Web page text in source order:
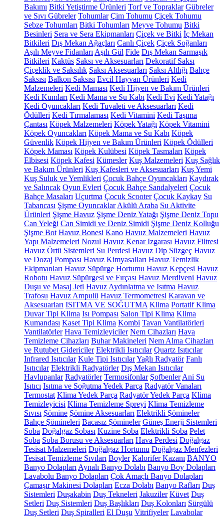
Bakımı Bitki Yetiştirme Ürünleri Torf ve Topraklar Gübreler
ve Sıvı Gübreler Tohumlar Çim Tohumu Çiçek Tohumu
Sebze Tohumları Bitki Tohumları Meyve Tohumu Bitki
Besinleri Sera ve Sera Ekipmanları Çiçek ve Bitki İç Mekan
Bitkileri Dış Mekan Ağaçları Canlı Çiçek Çiçek Soğanları
Aşılı Meyve Fidanları Aşılı Gül Fide Dış Mekan Sarmaşık
Bitkileri Kaktüs Saksı ve Aksesuarları Dekoratif Saksı
Çiçeklik ve Saksılık Saksı Aksesuarları Saksı Altlığı Bahçe
Saksısı Balkon Saksısı Evcil Hayvan Ürünleri Kedi
Malzemeleri Kedi Maması Kedi Hijyen ve Bakım Ürünleri
Kedi Kumları Kedi Mama ve Su Kabı Kedi Evi Kedi Yatağı
Kedi Oyuncakları Kedi Tuvaleti ve Aksesuarları Kedi
Ödülleri Kedi Tırmalaması Kedi Vitamini Kedi Taşıma
Çantası Köpek Malzemeleri Köpek Yatağı Köpek Vitamini
Köpek Oyuncakları Köpek Mama ve Su Kabı Köpek
Güvenlik Köpek Hijyen ve Bakım Ürünleri Köpek Ödülleri
Köpek Maması Köpek Kulübesi Köpek Tasmaları Köpek
Elbisesi Köpek Kafesi Kümesler Kuş Malzemeleri Kuş Sağlık
ve Bakım Ürünleri Kuş Kafesleri ve Aksesuarları Kuş Yemi
Kuş Suluk ve Yemlikleri Çocuk Bahçe Oyuncakları Kaydırak
ve Salıncak Oyun Evleri Çocuk Bahçe Sandalyeleri Çocuk
Bahçe Masaları Uçurtma Çocuk Scooter Çocuk Kaykay Su
Tabancası Şişme Oyuncaklar Akülü Araba Su Aktivite
Ürünleri Şişme Havuz Şişme Deniz Yatağı Şişme Deniz Topu
Can Yeleği Can Simidi ve Deniz Simidi Şişme Deniz Kolluğu
Şişme Bot Havuz Bonesi Kano Havuz Malzemeleri Havuz
Yapı Malzemeleri Nozul Havuz Kenar Izgarası Havuz Filtresi
Havuz Örtü Sistemleri Su Perdesi Havuz Dip Süzgeç Havuz
ve Dozaj Pompası Havuz Kimyasalları Havuz Temizlik
Ekipmanları Havuz Süpürge Hortumu Havuz Kepçesi Havuz
Robotu Havuz Süpürgesi ve Fırçası Havuz Merdiveni Havuz
Duşu ve Masaj Jeti Havuz Aydınlatma ve Isıtma Havuz
Trafosu Havuz Ampulü Havuz Termometresi Karavan ve
Aksesuarları ISITMA VE SOĞUTMA Klima Portatif Klima
Duvar Tipi Klima Isı Pompası Salon Tipi Klima Klima
Kumandası Kaset Tipi Klima Kombi Tavan Vantilatörleri
Vantilatörler Hava Temizleyiciler Nem Cihazları Hava
Temizleme Cihazları Buhar Makineleri Nem Alma Cihazları
ve Rutubet Gidericiler Elektrikli Isıtıcılar Quartz Isıtıcılar
Infrared Isıtıcılar Kule Tipi IsıtıcılarYağlı Radyatör Fanlı
Isıtıcılar Elektrikli Radyatörler Dış Mekan Isıtıcılar
Havlupanlar Radyatörler Termosifonlar Şofbenler Ani Su
Isıtıcı Isıtma ve Soğutma Yedek Parça Radyatör Vanaları
Termostat Klima Yedek Parça Radyatör Yedek Parça Klima
Temizleyicisi Klima Temizleme Spreyi Klima Temizleme
Sıvısı Şömine Şömine Aksesuarları Elektrikli Şömineler
Bahçe Şömineleri Bacasız Şömineler Güneş Enerji Sistemleri
Soba Doğalgaz Sobası Kuzine Soba Elektrikli Soba Pelet
Soba Soba Borusu ve Aksesuarları Hava Perdesi Doğalgaz
Tesisat Malzemeleri Doğalgaz Hortumu Doğalgaz Menfezleri
Tesisat Temizleme Sıvıları Boyler Kalorifer Kazanı BANYO
Banyo Dolapları Aynalı Banyo Dolabı Banyo Boy Dolapları
Lavabolu Banyo Dolapları Çok Amaçlı Banyo Dolapları
Çamaşır Makinesi Dolapları Ecza Dolabı Banyo Rafları Duş
Sistemleri Duşakabin Duş Tekneleri Jakuziler Küvet Duş
Setleri Duş Sistemleri Duş Başlıkları Duş Kolonları Sürgülü
Duş Setleri Duş Spiralleri El Duşu Vitrifiyeler Lavabolar